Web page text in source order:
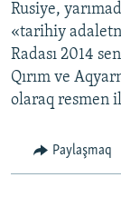
Rusiye,
«tarihiy
Radası 2014
Qırım ve
olaraq resmen
Paylaşmaq